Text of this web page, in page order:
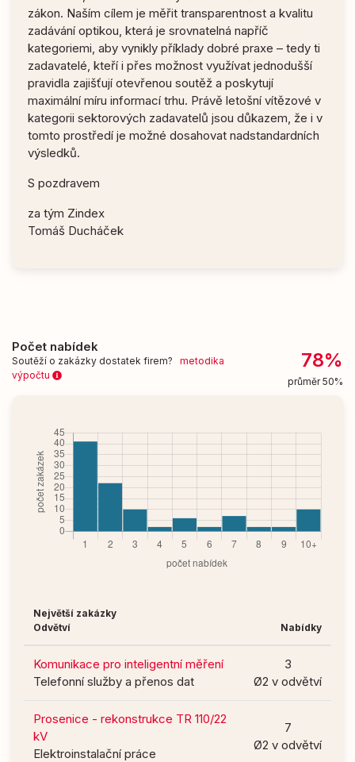
zákon. Naším cílem je měřit transparentnost a kvalitu
zadávání optikou, která je srovnatelná napříč
kategoriemi, aby vynikly příklady dobré praxe – tedy ti
zadavatelé, kteří i přes možnost využívat jednodušší
pravidla zajišťují otevřenou soutěž a poskytují
maximální míru informací trhu. Právě letošní vítězové v
kategorii sektorových zadavatelů jsou důkazem, že i v
tomto prostředí je možné dosahovat nadstandardních
výsledků.
S pozdravem
za tým Zindex
Tomáš Ducháček
Počet nabídek
Soutěží o zakázky dostatek firem? metodika
výpočtu
78%
průměr 50%
Největší zakázky
Odvětví
Nabídky
Komunikace pro inteligentní měření
Telefonní služby a přenos dat
3
Ø2 v odvětví
Prosenice - rekonstrukce TR 110/22
kV
Elektroinstalační práce
7
Ø2 v odvětví